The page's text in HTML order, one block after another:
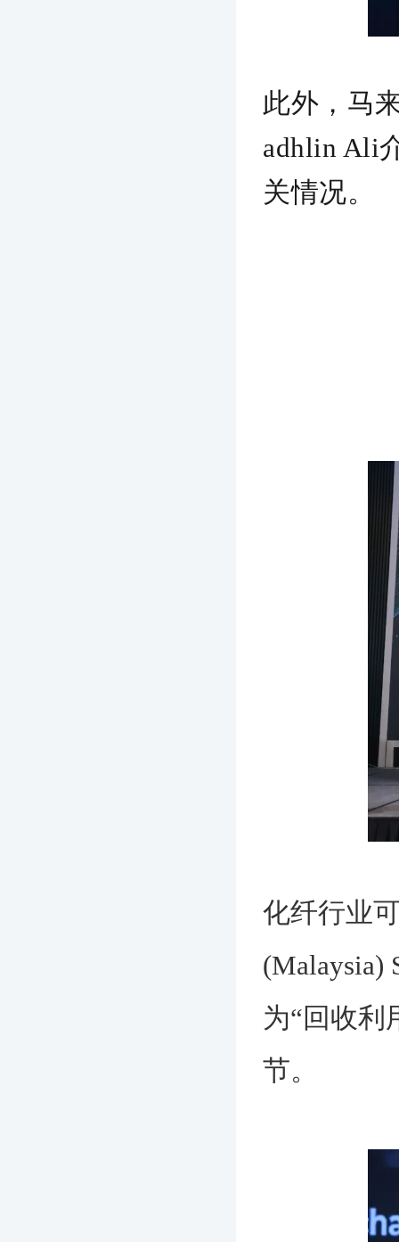
此外， 马
adhlin Ali
关情况。
化纤行业
(Malaysia)
为“回收利
节。